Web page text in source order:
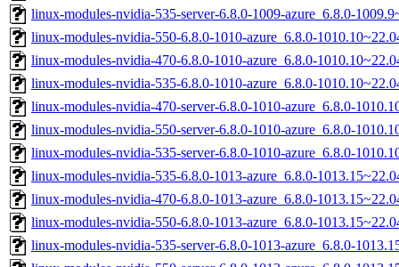
linux-modules-nvidia-535-server-6.8.0-1009-azure_6.8.0-
linux-modules-nvidia-550-6.8.0-1010-azure_6.8.0-
linux-modules-nvidia-470-6.8.0-1010-azure_6.8.0-
linux-modules-nvidia-535-6.8.0-1010-azure_6.8.0-
linux-modules-nvidia-470-server-6.8.0-1010-azure_6.8.0-
linux-modules-nvidia-550-server-6.8.0-1010-azure_6.8.0-
linux-modules-nvidia-535-server-6.8.0-1010-azure_6.8.0-
linux-modules-nvidia-535-6.8.0-1013-azure_6.8.0-
linux-modules-nvidia-470-6.8.0-1013-azure_6.8.0-
linux-modules-nvidia-550-6.8.0-1013-azure_6.8.0-
linux-modules-nvidia-535-server-6.8.0-1013-azure_6.8.0-